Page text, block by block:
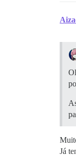
Já